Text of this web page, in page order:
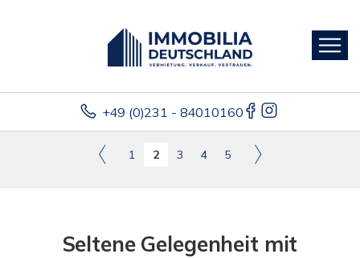
+49 (0)231 - 84010160
1 2 3 4 5
Seltene Gelegenheit mit